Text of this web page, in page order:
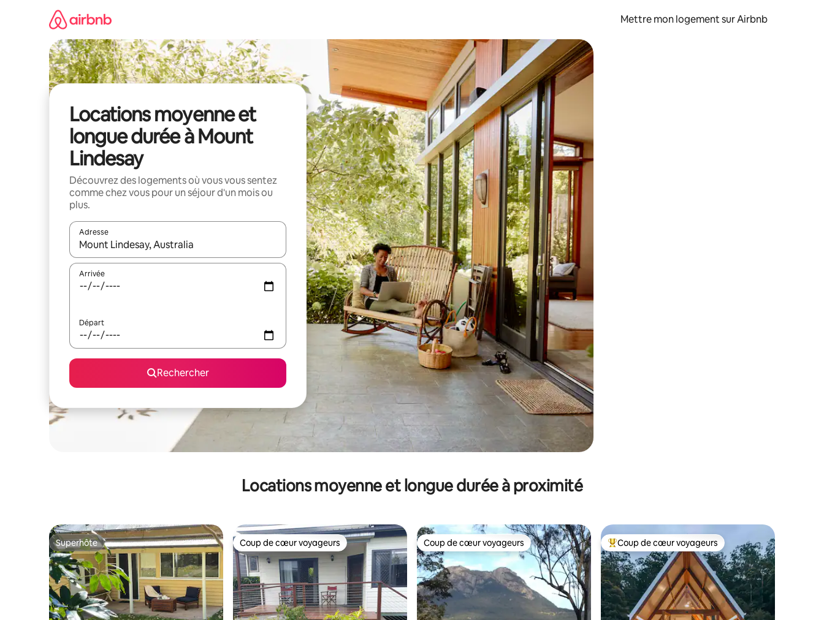
Mettre mon logement sur Airbnb
Locations moyenne et
longue durée à Mount
Lindesay
Découvrez des logements où vous vous sentez
comme chez vous pour un séjour d'un mois ou
plus.
Adresse
Lorsque les résultats s'affichent, utilisez les flèches vers le haut et vers le bas pour les parcourir ou en appuyant et en faisant glisser.
Arrivée
Départ
Rechercher
Locations moyenne et longue durée à proximité
Superhôte
Superhôte Coup de cœur voyageurs
Coup de cœur voyageurs Coup de cœur voyageurs
Coup de cœur voyageurs Coups de cœur voyageurs les plus appréciés
Coup de cœur voyageurs